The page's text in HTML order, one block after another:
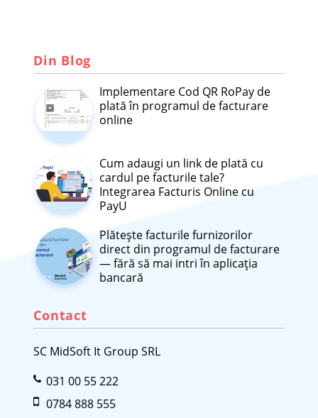
Din Blog
Implementare Cod QR RoPay de
plată în programul de facturare
online
Cum adaugi un link de plată cu
cardul pe facturile tale?
Integrarea Facturis Online cu
PayU
Plătește facturile furnizorilor
direct din programul de facturare
— fără să mai intri în aplicația
bancară
Contact
SC MidSoft It Group SRL
031 00 55 222
0784 888 555